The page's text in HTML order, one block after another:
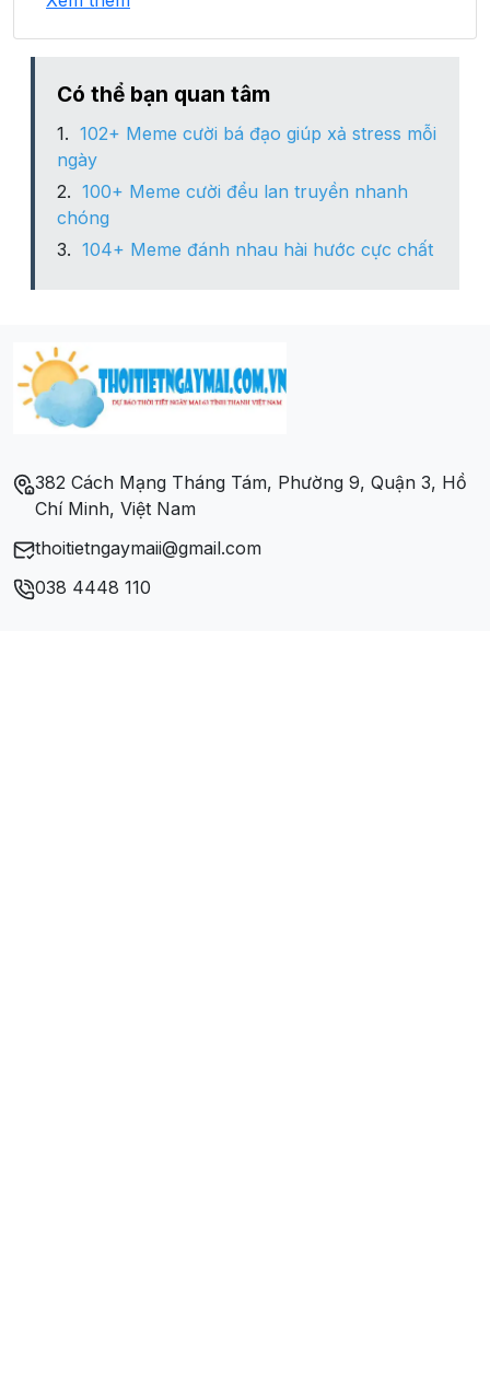
Xã Hải Tiến
Xã Hải Xuân
Xã Quảng Nghĩa
Xã Vĩnh Thực
Có thể bạn quan tâm
102+ Meme cười bá đạo giúp xả stress mỗi
ngày
100+ Meme cười đểu lan truyền nhanh
chóng
104+ Meme đánh nhau hài hước cực chất
382 Cách Mạng Tháng Tám, Phường 9, Quận 3, Hồ
Chí Minh, Việt Nam
thoitietngaymaii@gmail.com
038 4448 110